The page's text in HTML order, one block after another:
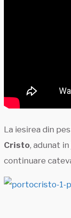
La iesirea din
Cristo, adunat
continuare